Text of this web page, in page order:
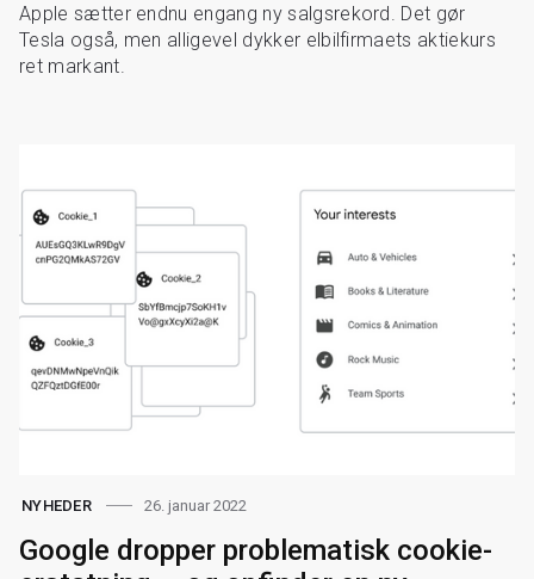
Apple sætter endnu engang ny salgsrekord. Det gør
Tesla også, men alligevel dykker elbilfirmaets aktiekurs
ret markant.
NYHEDER 26. januar 2022
Google dropper problematisk cookie-